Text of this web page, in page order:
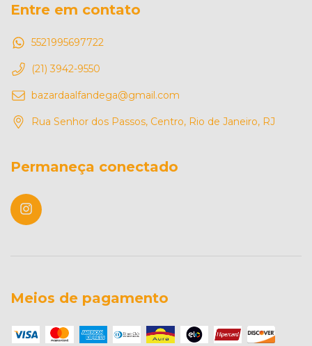
Entre em contato
5521995697722
(21) 3942-9550
bazardaalfandega@gmail.com
Rua Senhor dos Passos, Centro, Rio de Janeiro, RJ
Permaneça conectado
Meios de pagamento